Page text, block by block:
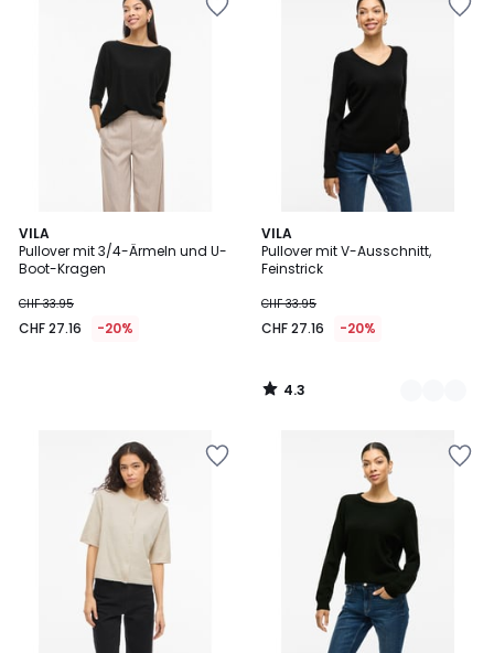
VILA
Pullover mit 3/4-Ärmeln und U-
Boot-Kragen
CHF 33.95
CHF 27.16 -20%
VILA
Pullover mit V-Ausschnitt,
Feinstrick
CHF 33.95
CHF 27.16 -20%
4.3
/ 5
5
Farben
4.3
/